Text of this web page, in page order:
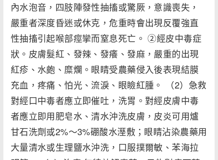
內水泡音，四肢陣發性抽搐或驚厥，意識喪失，
嚴重者深度昏迷或休克，危重時會出現反覆強直
性抽搐引起喉部痙攣而窒息死亡。 ②經皮中毒症
狀。皮膚髮紅、發辣、發癢、發麻，嚴重的出現
紅疹、水皰、糜爛。眼睛受農藥侵入後表現結膜
充血，疼痛、怕光、流淚、眼瞼紅腫。 （2）急救
對經口中毒者應立即催吐，洗胃。對經皮膚中毒
者應立即用肥皂水、清水沖洗皮膚，皮炎可用爐
甘石洗劑或2%～3%硼酸水溼敷；眼睛沾染農藥用
大量清水或生理鹽水沖洗，口服撲爾敏、苯海拉